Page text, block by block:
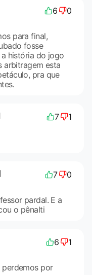
6 0
para final,
fosse
história do jogo
arbitragem esta
pra que
7 1
7 0
pardal. E a
o pênalti
6 1
por